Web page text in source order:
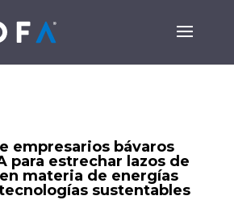
empresarios bávaros
para estrechar lazos de
materia de energías
sustentables